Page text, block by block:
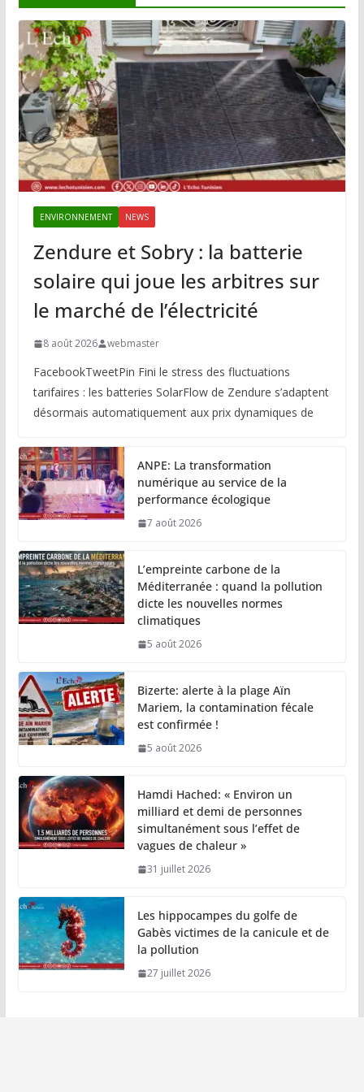
ENVIRONNEMENT NEWS
Zendure et Sobry : la batterie
solaire qui joue les arbitres sur
le marché de l’électricité
8 août 2026 webmaster
FacebookTweetPin Fini le stress des fluctuations
tarifaires : les batteries SolarFlow de Zendure s’adaptent
désormais automatiquement aux prix dynamiques de
ANPE: La transformation
numérique au service de la
performance écologique
7 août 2026
L’empreinte carbone de la
Méditerranée : quand la pollution
dicte les nouvelles normes
climatiques
5 août 2026
Bizerte: alerte à la plage Aïn
Mariem, la contamination fécale
est confirmée !
5 août 2026
Hamdi Hached: « Environ un
milliard et demi de personnes
simultanément sous l’effet de
vagues de chaleur »
31 juillet 2026
Les hippocampes du golfe de
Gabès victimes de la canicule et de
la pollution
27 juillet 2026